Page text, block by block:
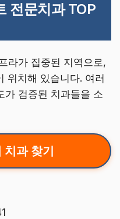
전문치과 TOP
라가 집중된 지역으로,
위치해 있습니다. 여러
가 검증된 치과들을 소
치과 찾기